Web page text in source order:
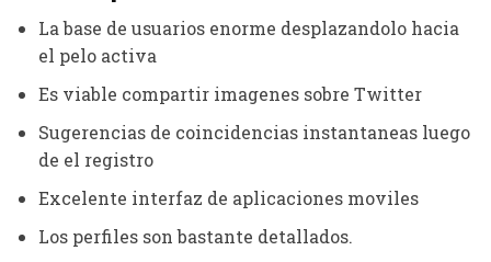
La base de usuarios enorme desplazandolo hacia
el pelo activa
Es viable compartir imagenes sobre Twitter
Sugerencias de coincidencias instantaneas luego
de el registro
Excelente interfaz de aplicaciones moviles
Los perfiles son bastante detallados.